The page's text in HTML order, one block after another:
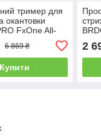
тример для
окантовки
FxOne All-
6 869 ₴
Купити
2